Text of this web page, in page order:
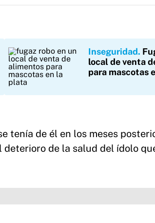
Inseguridad
local de venta
para mascotas
tenía de él en los meses
de la salud del ídolo